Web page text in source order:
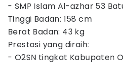
- SMP Islam Al-azhar 53
Tinggi Badan: 158 cm
Berat Badan: 43 kg
Prestasi yang diraih:
- O2SN tingkat Kabupaten